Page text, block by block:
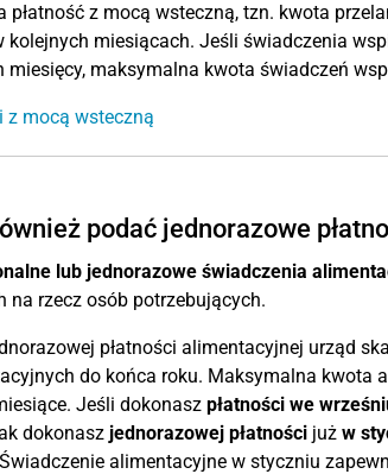
płatność z mocą wsteczną, tzn. kwota
kolejnych miesiącach. Jeśli świadczenia
miesięcy, maksymalna kwota świadczeń
z mocą wsteczną
podać jednorazowe
lub jednorazowe świadczenia
na rzecz osób potrzebujących.
płatności alimentacyjnej urząd
do końca roku. Maksymalna
Jeśli dokonasz płatności we
dokonasz jednorazowej płatnościjuż w
alimentacyjne w styczniu